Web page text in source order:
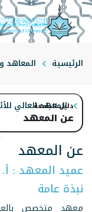
الرئيسية المعاهد
المعهد العالي
دليل الجامعة
عن المعهد
عن المعهد
عميد المعهد :
نبذة عامة
معهد متخصص